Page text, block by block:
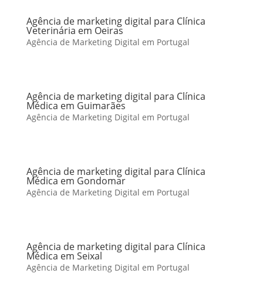
Agência de marketing digital para Clínica
Veterinária em Oeiras
Agência de Marketing Digital em Portugal
Agência de marketing digital para Clínica
Médica em Guimarães
Agência de Marketing Digital em Portugal
Agência de marketing digital para Clínica
Médica em Gondomar
Agência de Marketing Digital em Portugal
Agência de marketing digital para Clínica
Médica em Seixal
Agência de Marketing Digital em Portugal